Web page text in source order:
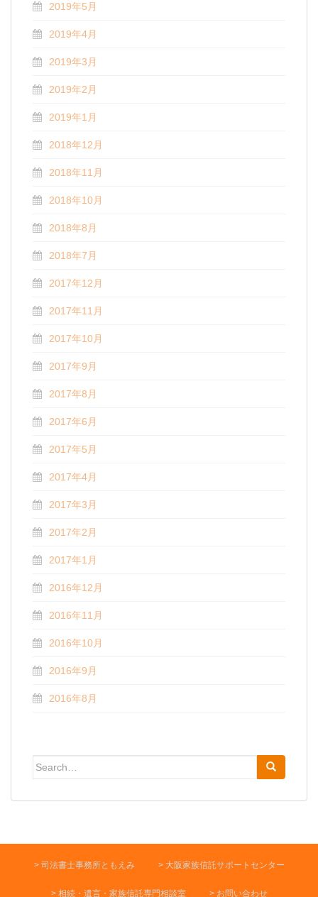
2019年5月
2019年4月
2019年3月
2019年2月
2019年1月
2018年12月
2018年11月
2018年10月
2018年8月
2018年7月
2017年12月
2017年11月
2017年10月
2017年9月
2017年8月
2017年6月
2017年5月
2017年4月
2017年3月
2017年2月
2017年1月
2016年12月
2016年11月
2016年10月
2016年9月
2016年8月
Search for:
司法書士事務所ともえみ 大阪家族信託サポートセンター
相続・遺言・家族信託専門相談室 お問い合わせ